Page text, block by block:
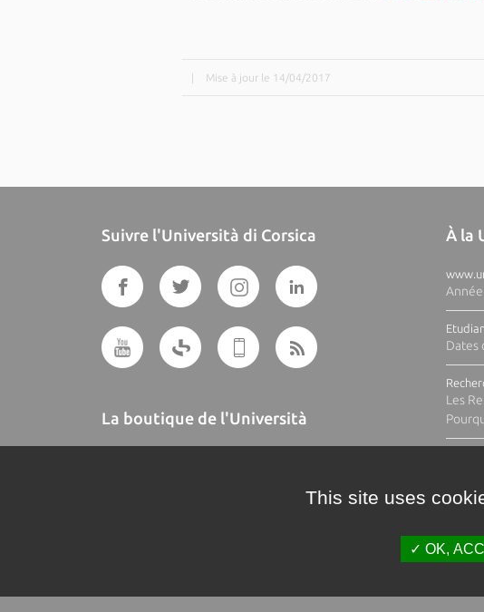
Mise à jour le 14/04/2017
Suivre l'Università di Corsica
La boutique de l'Università
À la
Dates
Les
This site uses
OK,